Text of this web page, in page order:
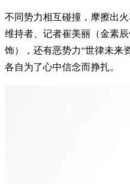
不同势力相互碰撞，摩擦出
维持者、记者崔美丽（金素
饰），还有恶势力“世律未来
各自为了心中信念而挣扎。